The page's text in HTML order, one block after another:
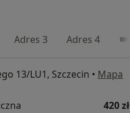
Adres 3 Adres 4
13/LU1, Szczecin • Mapa
420 zł